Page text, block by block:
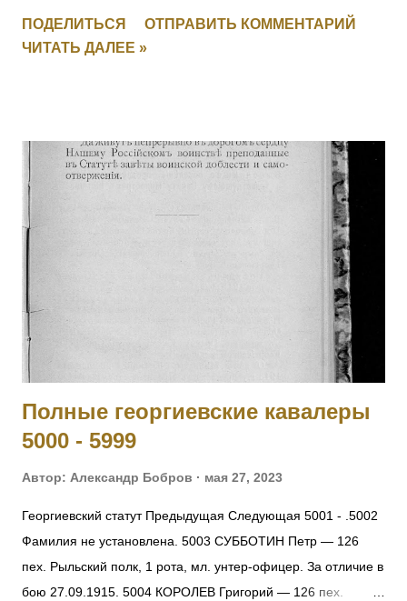
полка в Восточной Пруссии в середине августа 1914 г.
зарыл полковое знамя, дабы оно не досталось врагу.
Императором в Царском Селе (в Александровском дворце)
12 ноября 1914 г. Получил также золотые часы с
Государственным гербом и цепочкой. 25.02.1915 при д.
Березины, получив ранение, был эвакуирован в госпиталь и
больше в полк не возвращался. Произведен в прапорщики.
На август 1916 года находился в 188-м пех. запасном
полку. Имеет кресты 2 ст. No 446, 3 ст. № 17033 и 4 ст. №
121138 за Русско-Японскую войну. [II-452] Знаменщик
подпрапорщик Никифор Удалых, сражаясь с германск...
ПОДЕЛИТЬСЯ
ОТПРАВИТЬ КОММЕНТАРИЙ
ЧИТАТЬ ДАЛЕЕ »
Полные георгиевские кавалеры
5000 - 5999
Автор: Александр Бобров мая 27, 2023
Георгиевский статут Предыдущая Следующая 5001 - .5002
Фамилия не установлена. 5003 СУББОТИН Петр — 126
пех. Рыльский полк, 1 рота, мл. унтер-офицер. За отличие в
бою 27.09.1915. 5004 КОРОЛЕВ Григорий — 126 пех.